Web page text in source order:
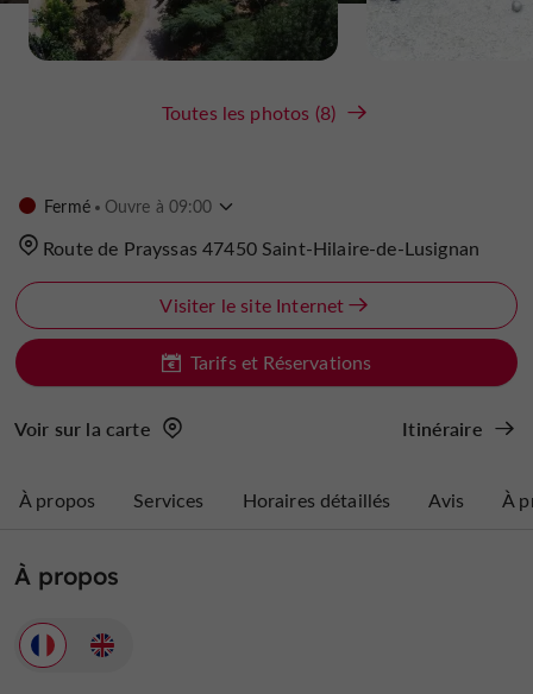
Toutes les photos (8)
Fermé Ouvre à 09:00
Route de Prayssas 47450 Saint-Hilaire-de-Lusignan
Visiter le site Internet
Tarifs et Réservations
Voir sur la carte Itinéraire
À propos Services Horaires détaillés Avis À
À propos